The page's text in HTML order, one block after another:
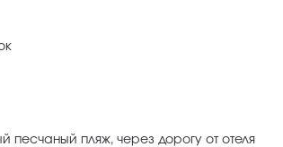
песчаный пляж, через дорогу от отеля